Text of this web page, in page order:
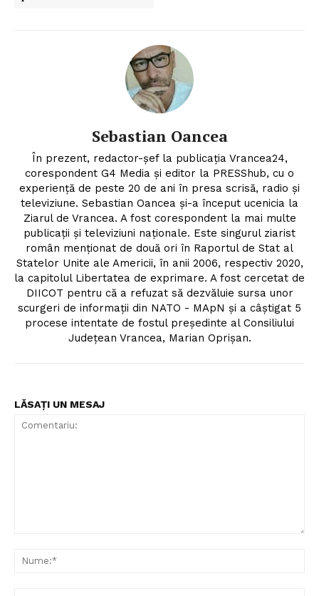
Sebastian Oancea
În prezent, redactor-șef la publicația Vrancea24,
corespondent G4 Media și editor la PRESShub, cu o
experiență de peste 20 de ani în presa scrisă, radio și
televiziune. Sebastian Oancea și-a început ucenicia la
Ziarul de Vrancea. A fost corespondent la mai multe
publicații și televiziuni naționale. Este singurul ziarist
român menționat de două ori în Raportul de Stat al
Statelor Unite ale Americii, în anii 2006, respectiv 2020,
la capitolul Libertatea de exprimare. A fost cercetat de
DIICOT pentru că a refuzat să dezvăluie sursa unor
scurgeri de informații din NATO - MApN și a câștigat 5
procese intentate de fostul președinte al Consiliului
Județean Vrancea, Marian Oprișan.
LĂSAȚI UN MESAJ